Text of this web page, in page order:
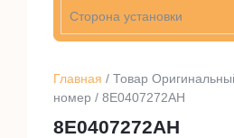
Главная / Товар
номер / 8E0407272AH
8E0407272AH